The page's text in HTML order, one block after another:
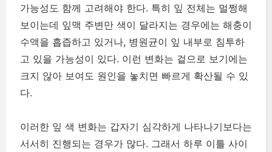
가능성도 함께 고려해야 한다. 특히 잎 전체는 멀쩡해
보이는데 잎맥 주변만 색이 달라지는 경우에는 해충이
수액을 흡즙하고 있거나, 병원균이 잎 내부로 침투하
고 있을 가능성이 있다. 이런 변화는 겉으로 보기에는
크지 않아 보여도 원인을 놓치면 빠르게 확산될 수 있
다.
이러한 잎 색 변화는 갑자기 심각하게 나타나기보다는
서서히 진행되는 경우가 많다. 그래서 하루 이틀 사이